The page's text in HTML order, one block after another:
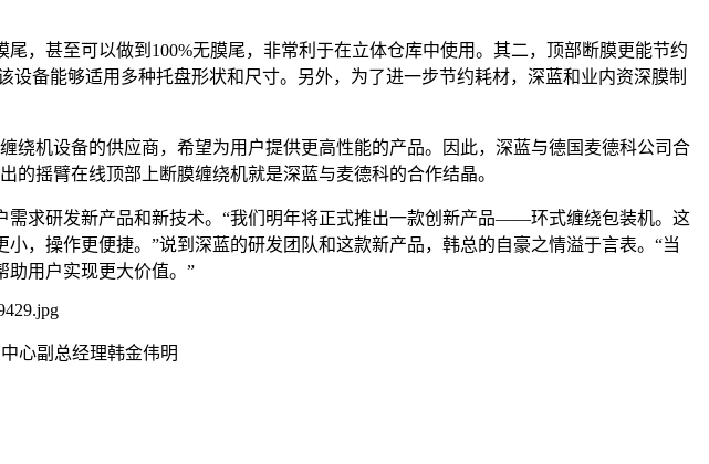
，甚至可以做到100%无膜尾，非常利于在立体仓库中使用。其二，顶部断膜更能节约
备能够适用多种托盘形状和尺寸。另外，为了进一步节约耗材，深蓝和业内资深膜制
机设备的供应商，希望为用户提供更高性能的产品。因此，深蓝与德国麦德科公司合
摇臂在线顶部上断膜缠绕机就是深蓝与麦德科的合作结晶。
求研发新产品和新技术。“我们明年将正式推出一款创新产品——环式缠绕包装机。这
，操作更便捷。”说到深蓝的研发团队和这款新产品，韩总的自豪之情溢于言表。“当
助用户实现更大价值。”
心副总经理韩金伟明